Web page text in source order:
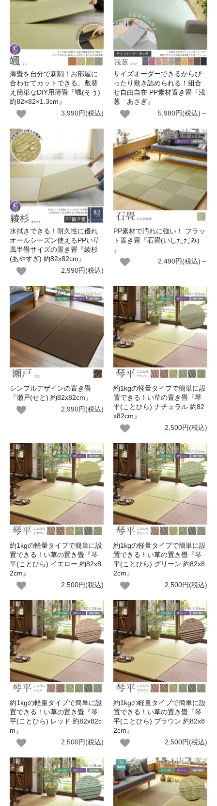
薄畳を自分で新調！お部屋に
合わせてカットできる、敷替
え簡単なDIY用薄畳『颯(そう)
約82×82×1.3cm』
3,990円(税込)
サイズオーダーできるからぴ
ったり敷き詰められる！組合
せ自由自在 PP素材置き畳『浅
葱 あさぎ』
5,980円(税込)～
水拭きできる！耐久性に優れ
オールシーズン使えるPPい草
風半畳サイズの置き畳『綾杉
(あやすぎ) 約82x82cm』
2,990円(税込)
PP素材で汚れに強い！ フラッ
ト置き畳『石畳(いしただみ)
』
2,490円(税込)～
シンプルデザインの置き畳
『瀬戸(せと) 約82x82cm』
2,990円(税込)
約1kgの軽量タイプで簡単に設
置できる！い草の置き畳『琴
平(ことひら) ナチュラル 約82
x82cm』
2,500円(税込)
約1kgの軽量タイプで簡単に設
置できる！い草の置き畳『琴
平(ことひら) イエロー 約82x8
2cm』
2,500円(税込)
約1kgの軽量タイプで簡単に設
置できる！い草の置き畳『琴
平(ことひら) グリーン 約82x8
2cm』
2,500円(税込)
約1kgの軽量タイプで簡単に設
置できる！い草の置き畳『琴
平(ことひら) レッド 約82x82c
m』
2,500円(税込)
約1kgの軽量タイプで簡単に設
置できる！い草の置き畳『琴
平(ことひら) ブラウン 約82x8
2cm』
2,500円(税込)